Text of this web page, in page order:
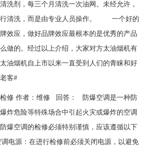
洗剂，每三个月清洗一次油网。未经允许，
行清洗，而是由专业人员操作。 一个好的
效应，做好品牌效应最根本的是优秀的产品
做的。经过以上介绍，大家对方太油烟机有
油烟机自上市以来一直受到人们的青睐和好
客#
检修 作者：维修 回答： 防爆空调是一种防
炸危险等特殊场合中引起火灾或爆炸的空调
爆空调的检修必须特别谨慎，应该遵循以下
电源：在进行检修前必须关闭电源，以避免